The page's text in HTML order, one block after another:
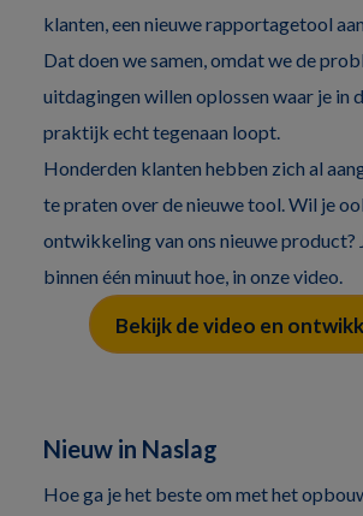
klanten, een nieuwe rapportagetool
Dat doen we samen, omdat we de
uitdagingen willen oplossen waar je in
praktijk echt tegenaan loopt.
Honderden klanten hebben zich al
te praten over de nieuwe tool. Wil je
ontwikkeling van ons nieuwe product?
binnen één minuut hoe, in onze video.
Bekijk de video en
Nieuw in Naslag
Hoe ga je het beste om met het